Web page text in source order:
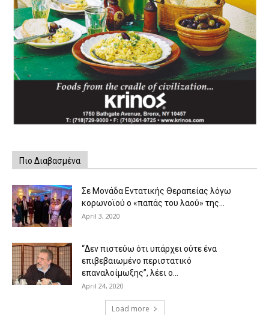
Πιο Διαβασμένα
Σε Μονάδα Εντατικής Θεραπείας λόγω
κορωνοϊού ο «παπάς του λαού» της...
April 3, 2020
“Δεν πιστεύω ότι υπάρχει ούτε ένα
επιβεβαιωμένο περιστατικό
επαναλοίμωξης”, λέει ο...
April 24, 2020
Load more